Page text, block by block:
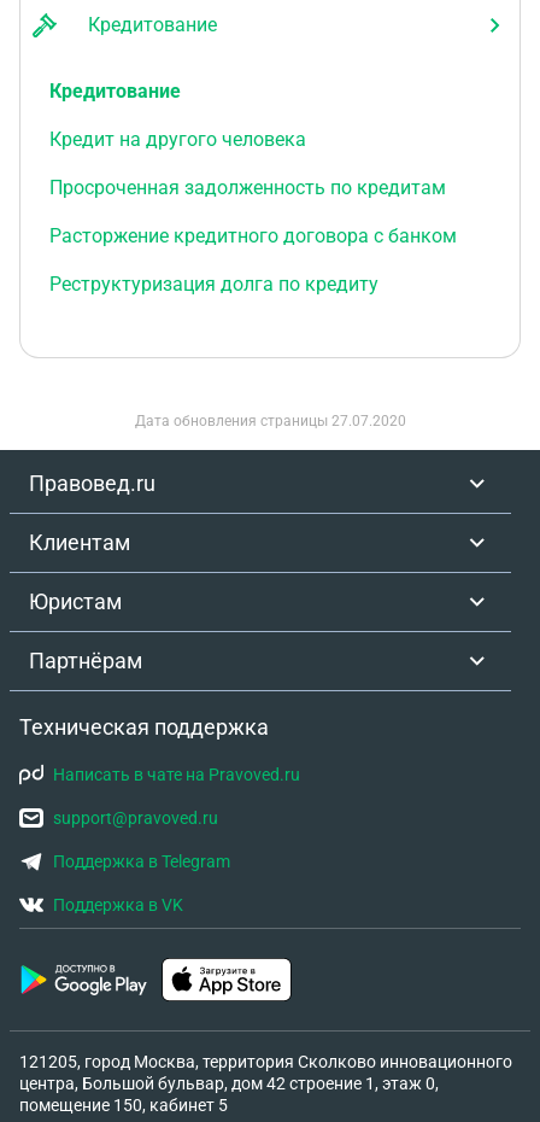
Кредитование
Кредитование
Кредит на другого человека
Просроченная задолженность по кредитам
Расторжение кредитного договора с банком
Реструктуризация долга по кредиту
Дата обновления страницы 27.07.2020
Правовед.ru
Клиентам
Юристам
Партнёрам
Техническая поддержка
Написать в чате на Pravoved.ru
support@pravoved.ru
Поддержка в Telegram
Поддержка в VK
121205, город Москва, территория Сколково инновационного
центра, Большой бульвар, дом 42 строение 1, этаж 0,
помещение 150, кабинет 5